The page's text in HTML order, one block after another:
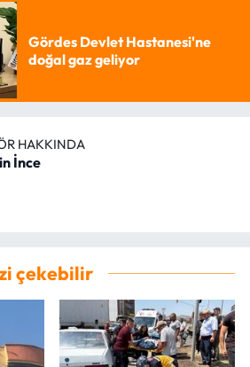
Gördes Devlet Hastanesi'ne
doğal gaz geliyor
HAKKINDA
İnce
çekebilir